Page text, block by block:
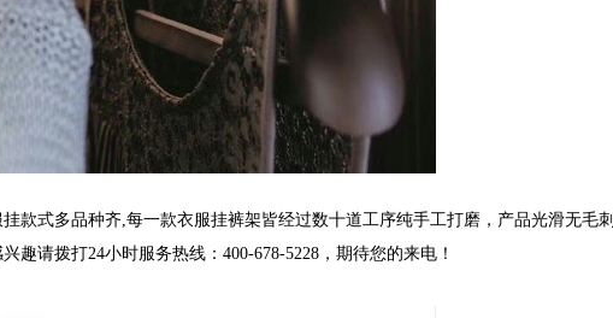
款式多品种齐,每一款衣服挂裤架皆经过数十道工序纯手工打磨，产品光滑无毛刺,
请拨打24小时服务热线：400-678-5228，期待您的来电！